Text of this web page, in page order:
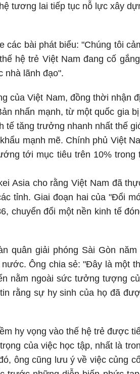
tương lai tiếp tục nỗ lực xây
các bài phát biểu: "Chúng tôi
hệ trẻ Việt Nam đang cố
nhà lãnh đạo".
của Việt Nam, đồng thời nhận
nhấn mạnh, từ một quốc gia
tế tăng trưởng nhanh nhất thế
mạnh mẽ. Chính phủ Việt
tới mục tiêu trên 10% trong
Asia cho rằng Việt Nam đã
tỉnh. Giai đoạn hai của "Đổi
chuyển đổi một nền kinh tế
quân giải phóng Sài Gòn năm
Ông chia sẻ: "Đây là một
nằm ngoài sức tưởng tượng
rằng sự hy sinh của họ đã
hy vọng vào thế hệ trẻ được
của việc học tập, nhất là
ông cũng lưu ý về việc củng